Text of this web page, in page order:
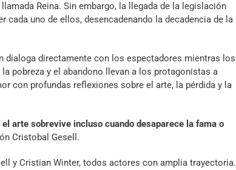
Reina. Sin embargo, la llegada de la legislación
uno de ellos, desencadenando la decadencia de la
dialoga directamente con los espectadores mientras los
pobreza y el abandono llevan a los protagonistas a
con profundas reflexiones sobre el arte, la pérdida y la
arte sobrevive incluso cuando desaparece la fama o
Cristobal Gesell.
y Cristian Winter, todos actores con amplia trayectoria.